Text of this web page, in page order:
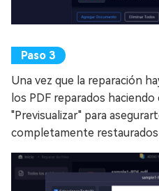
Una vez que la reparación
los PDF reparados
"Previsualizar" para
completamente restaurados